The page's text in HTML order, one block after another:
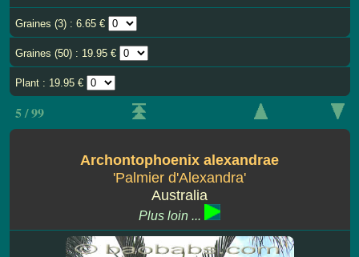
Graines (3) : 6.65 €
Graines (50) : 19.95 €
Plant : 19.95 €
5 / 99
Archontophoenix alexandrae
'Palmier d'Alexandra'
Australia
Plus loin ...